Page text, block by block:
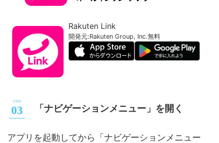
Rakuten Link
開発元:Rakuten Group, Inc.無料
「ナビゲーションメニュー」を開く
アプリを起動してから「ナビゲーションメニュー